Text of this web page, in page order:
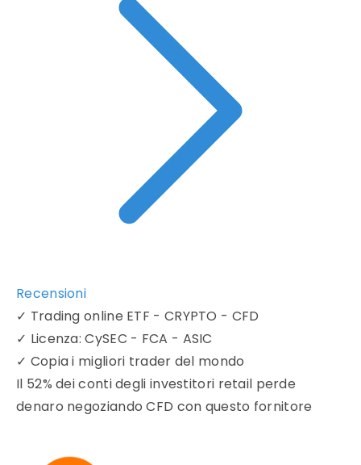
Recensioni
✓ Trading online ETF - CRYPTO - CFD
✓ Licenza: CySEC - FCA - ASIC
✓ Copia i migliori trader del mondo
Il 52% dei conti degli investitori retail perde
denaro negoziando CFD con questo fornitore